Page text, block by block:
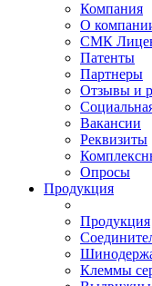
Компания
О
СМК
Патенты
Партнеры
Отзывы и
Вакансии
Реквизиты
Опросы
Продукция
Продукция
Клеммы